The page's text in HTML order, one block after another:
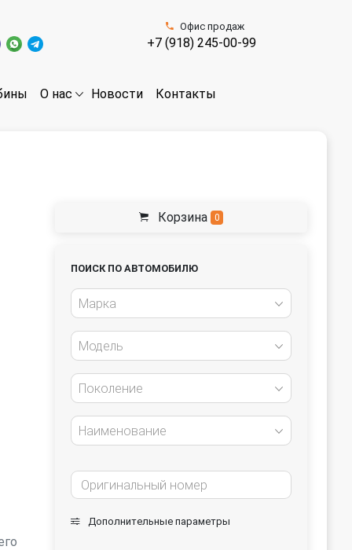
Офис продаж
+7 (918) 245-00-99
О нас Новости Контакты
Корзина 0
ПОИСК ПО АВТОМОБИЛЮ
Марка
Модель
Поколение
Наименование
Дополнительные параметры